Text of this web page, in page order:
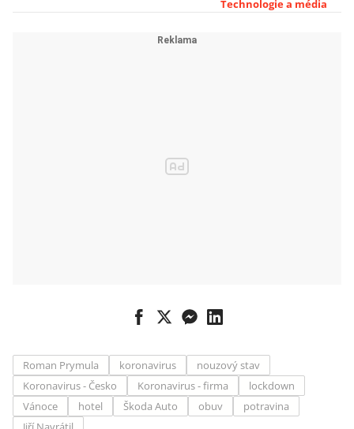
Netflix ve
Technologie a média
Roman Prymula koronavirus
nouzový stav
Koronavirus - Česko
Koronavirus - firma
lockdown
Vánoce
hotel Škoda Auto obuv
potravina